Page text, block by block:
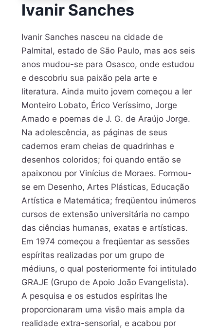
Ivanir Sanches
Ivanir Sanches nasceu na cidade de
Palmital, estado de São Paulo, mas aos seis
anos mudou-se para Osasco, onde estudou
e descobriu sua paixão pela arte e
literatura. Ainda muito jovem começou a ler
Monteiro Lobato, Érico Veríssimo, Jorge
Amado e poemas de J. G. de Araújo Jorge.
Na adolescência, as páginas de seus
cadernos eram cheias de quadrinhas e
desenhos coloridos; foi quando então se
apaixonou por Vinícius de Moraes. Formou-
se em Desenho, Artes Plásticas, Educação
Artística e Matemática; freqüentou inúmeros
cursos de extensão universitária no campo
das ciências humanas, exatas e artísticas.
Em 1974 começou a freqüentar as sessões
espíritas realizadas por um grupo de
médiuns, o qual posteriormente foi intitulado
GRAJE (Grupo de Apoio João Evangelista).
A pesquisa e os estudos espíritas lhe
proporcionaram uma visão mais ampla da
realidade extra-sensorial, e acabou por